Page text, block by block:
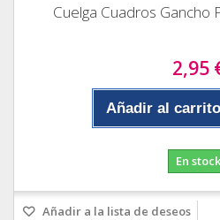
Cuelga Cuadros Gancho
2,95
Añadir al carrito
En stock
Añadir a la lista de deseos